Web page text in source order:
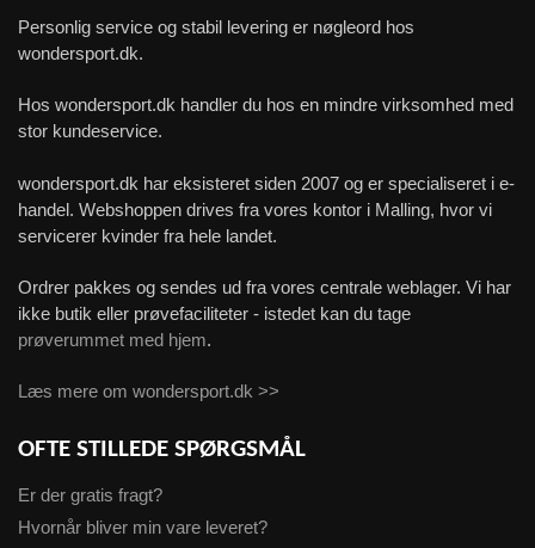
Personlig service og stabil levering er nøgleord hos
wondersport.dk.
Hos wondersport.dk handler du hos en mindre virksomhed med
stor kundeservice.
wondersport.dk har eksisteret siden 2007 og er specialiseret i e-
handel. Webshoppen drives fra vores kontor i Malling, hvor vi
servicerer kvinder fra hele landet.
Ordrer pakkes og sendes ud fra vores centrale weblager. Vi har
ikke butik eller prøvefaciliteter - istedet kan du tage
prøverummet med hjem.
Læs mere om wondersport.dk >>
OFTE STILLEDE SPØRGSMÅL
Er der gratis fragt?
Hvornår bliver min vare leveret?